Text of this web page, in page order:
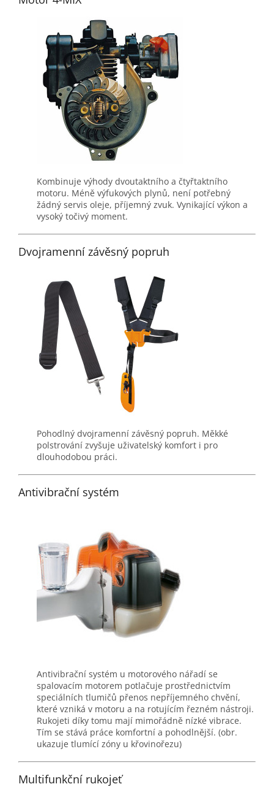
Kombinuje výhody dvoutaktního a čtyřtaktního
motoru. Méně výfukových plynů, není potřebný
žádný servis oleje, příjemný zvuk. Vynikající výkon a
vysoký točivý moment.
Dvojramenní závěsný popruh
Pohodlný dvojramenní závěsný popruh. Měkké
polstrování zvyšuje uživatelský komfort i pro
dlouhodobou práci.
Antivibrační systém
Antivibrační systém u motorového nářadí se
spalovacím motorem potlačuje prostřednictvím
speciálních tlumičů přenos nepříjemného chvění,
které vzniká v motoru a na rotujícím řezném nástroji.
Rukojeti díky tomu mají mimořádně nízké vibrace.
Tím se stává práce komfortní a pohodlnější. (obr.
ukazuje tlumící zóny u křovinořezu)
Multifunkční rukojeť